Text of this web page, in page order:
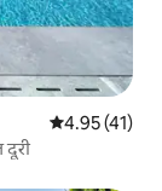
औसत रेटिंग 5 में
4.95 (41)